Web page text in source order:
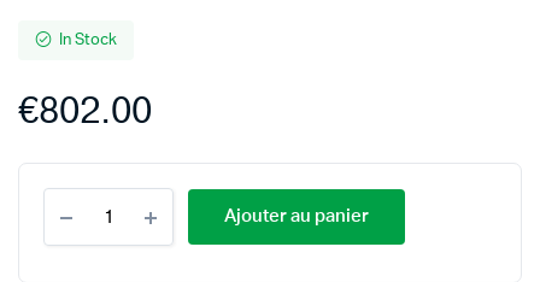
In Stock
€802.00
Ajouter au panier